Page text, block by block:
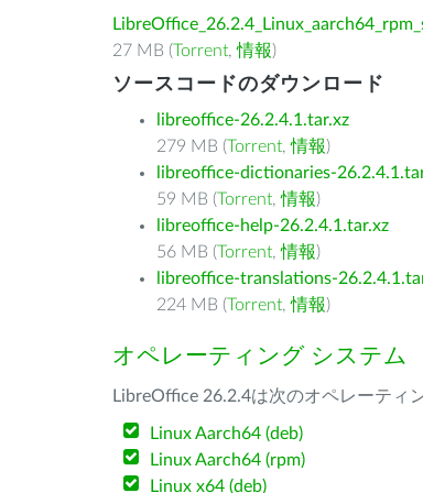
27 MB (Torrent,情報)
ソースコードのダウンロード
libreoffice-26.2.4.1.tar.xz
279 MB (Torrent,情報)
libreoffice-dictionaries-
59 MB (Torrent,情報)
libreoffice-help-26.2.4.1.tar.xz
56 MB (Torrent,情報)
libreoffice-translations-
224 MB (Torrent,情報)
オペレーティング システム
LibreOffice 26.2.4は次のオペレーティ
Linux Aarch64 (deb)
Linux Aarch64 (rpm)
Linux x64 (deb)